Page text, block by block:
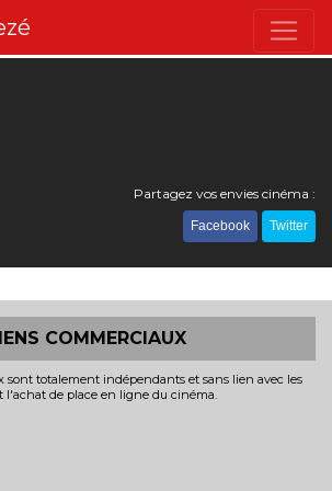
Partagez vos envies cinéma :
Facebook Twitter
COMMERCIAUX
sont totalement indépendants et sans lien avec les
l'achat de place en ligne du cinéma.